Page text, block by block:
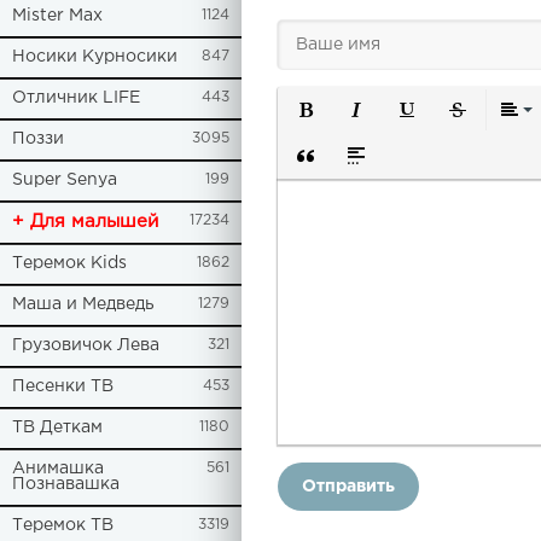
Mister Max 1124
Носики Курносики 847
Отличник LIFE 443
Поззи 3095
Super Senya 199
+ Для малышей 17234
Теремок Kids 1862
Маша и Медведь 1279
Грузовичок Лева 321
Песенки ТВ 453
ТВ Деткам 1180
Анимашка
Познавашка
561
Теремок ТВ 3319
Вставка цитаты
Вставка спойлера
Отправить